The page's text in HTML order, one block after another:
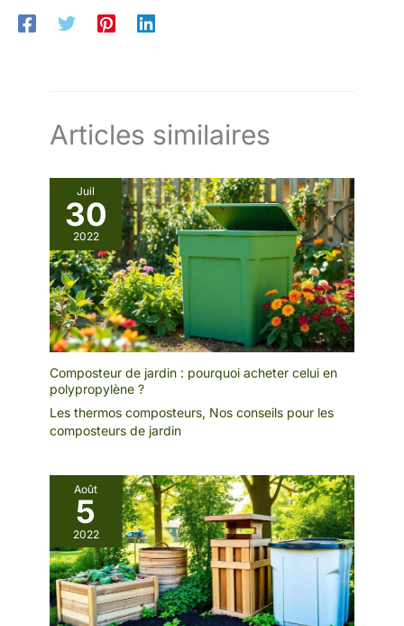
Articles similaires
Juil
30
2022
Composteur de jardin : pourquoi acheter celui en
polypropylène ?
Les thermos composteurs, Nos conseils pour les
composteurs de jardin
Août
5
2022